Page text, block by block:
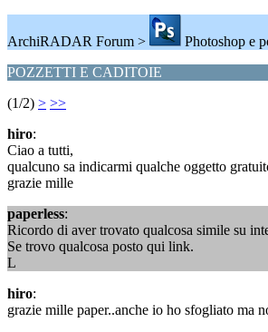
ArchiRADAR Forum >
Photoshop e
POZZETTI E CADITOIE
(1/2) > >>
hiro:
Ciao a tutti,
qualcuno sa indicarmi qualche oggetto
grazie mille
paperless:
Ricordo di aver trovato qualcosa simile su
Se trovo qualcosa posto qui link.
L
hiro:
grazie mille paper..anche io ho sfogliato ma